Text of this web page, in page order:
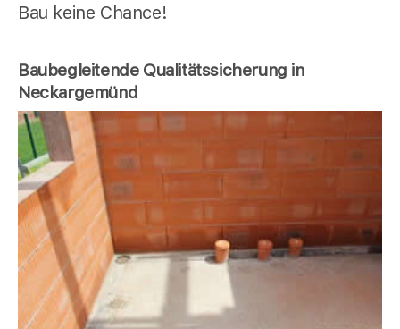
Bau keine Chance!
Baubegleitende Qualitätssicherung in
Neckargemünd